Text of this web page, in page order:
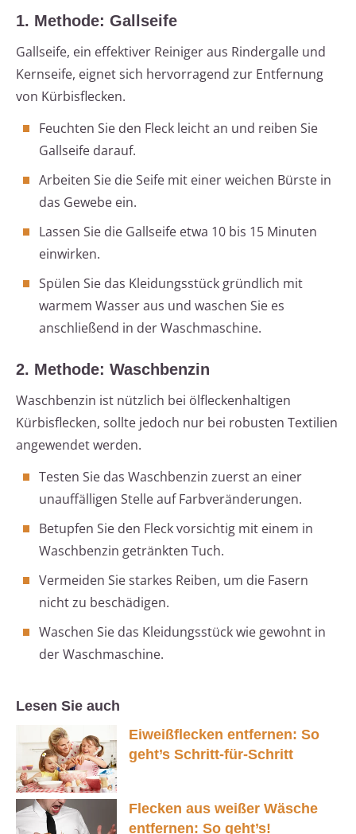
1. Methode: Gallseife
Gallseife, ein effektiver Reiniger aus Rindergalle und
Kernseife, eignet sich hervorragend zur Entfernung
von Kürbisflecken.
Feuchten Sie den Fleck leicht an und reiben Sie
Gallseife darauf.
Arbeiten Sie die Seife mit einer weichen Bürste in
das Gewebe ein.
Lassen Sie die Gallseife etwa 10 bis 15 Minuten
einwirken.
Spülen Sie das Kleidungsstück gründlich mit
warmem Wasser aus und waschen Sie es
anschließend in der Waschmaschine.
2. Methode: Waschbenzin
Waschbenzin ist nützlich bei ölfleckenhaltigen
Kürbisflecken, sollte jedoch nur bei robusten Textilien
angewendet werden.
Testen Sie das Waschbenzin zuerst an einer
unauffälligen Stelle auf Farbveränderungen.
Betupfen Sie den Fleck vorsichtig mit einem in
Waschbenzin getränkten Tuch.
Vermeiden Sie starkes Reiben, um die Fasern
nicht zu beschädigen.
Waschen Sie das Kleidungsstück wie gewohnt in
der Waschmaschine.
Lesen Sie auch
Eiweißflecken entfernen: So
geht’s Schritt-für-Schritt
Flecken aus weißer Wäsche
entfernen: So geht’s!